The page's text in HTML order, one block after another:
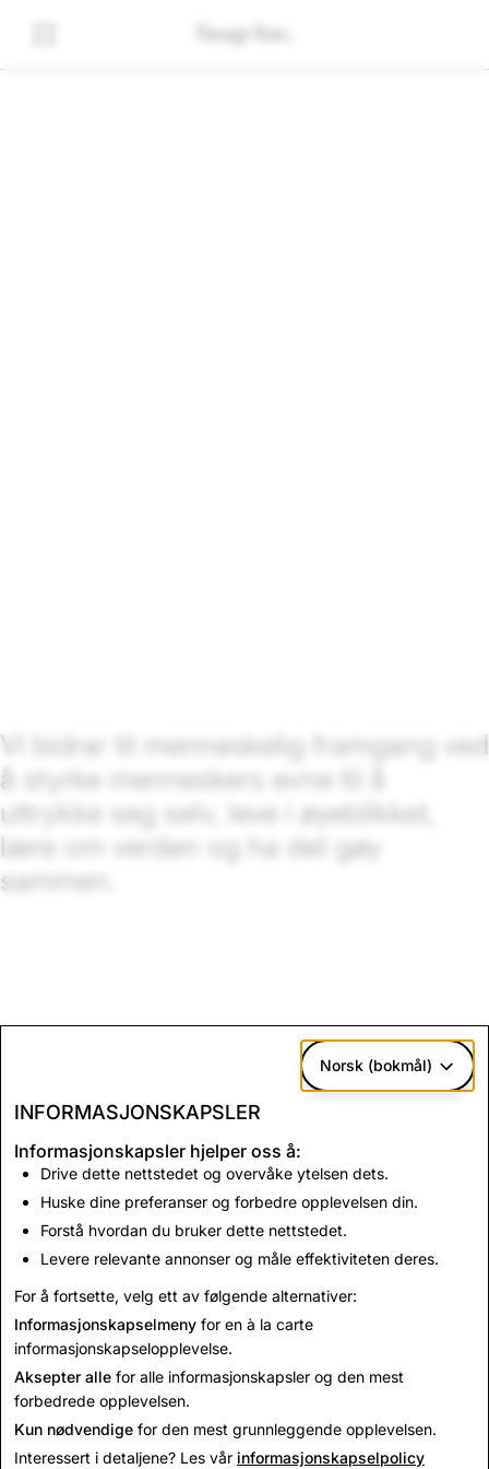
Vi bidrar til menneskelig framgang ved
å styrke menneskers evne til å
uttrykke seg selv, leve i øyeblikket,
lære om verden og ha det gøy
sammen.
Norsk (bokmål)
INFORMASJONSKAPSLER
Informasjonskapsler hjelper oss å:
Drive dette nettstedet og overvåke ytelsen dets.
Huske dine preferanser og forbedre opplevelsen din.
Forstå hvordan du bruker dette nettstedet.
Levere relevante annonser og måle effektiviteten deres.
For å fortsette, velg ett av følgende alternativer:
Informasjonskapselmeny for en à la carte
informasjonskapselopplevelse.
Aksepter alle for alle informasjonskapsler og den mest
forbedrede opplevelsen.
Kun nødvendige for den mest grunnleggende opplevelsen.
Interessert i detaljene? Les vår informasjonskapselpolicy